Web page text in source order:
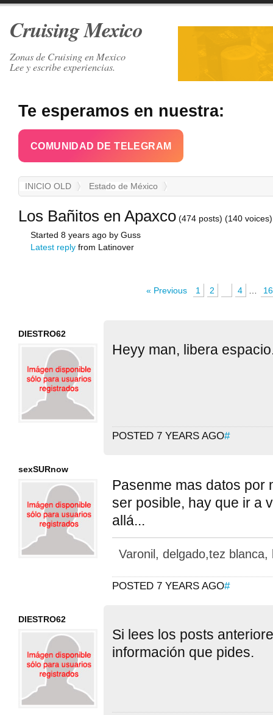
Cruising Mexico
Zonas de Cruising en Mexico
Lee y escribe experiencias.
Te esperamos en nuestra:
COMUNIDAD DE TELEGRAM
INICIO OLD Estado de México
Los Bañitos en Apaxco (474 posts) (140 voices)
Started 8 years ago by Guss
Latest reply from Latinover
« Previous 1 2 4 16
DIESTRO62
Heyy man, libera
POSTED 7 YEARS AGO#
sexSURnow
Pasenme mas datos por
ser posible, hay que ir a
allá...
Varonil, delgado,tez
POSTED 7 YEARS AGO#
DIESTRO62
Si lees los posts
información que pides.